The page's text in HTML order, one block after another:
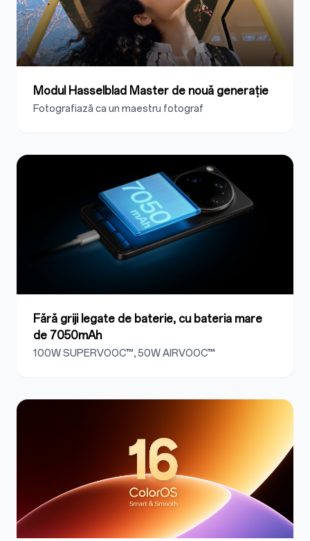
Modul Hasselblad Master de nouă generație
Fotografiază ca un maestru fotograf
Fără griji legate de baterie, cu bateria mare
de 7050mAh
100W SUPERVOOC™, 50W AIRVOOC™